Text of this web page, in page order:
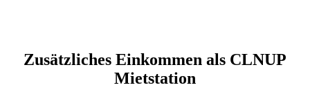
Zusätzliches Einkommen als CLNUP
Mietstation